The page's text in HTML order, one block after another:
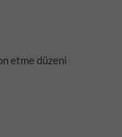
etme düzeni